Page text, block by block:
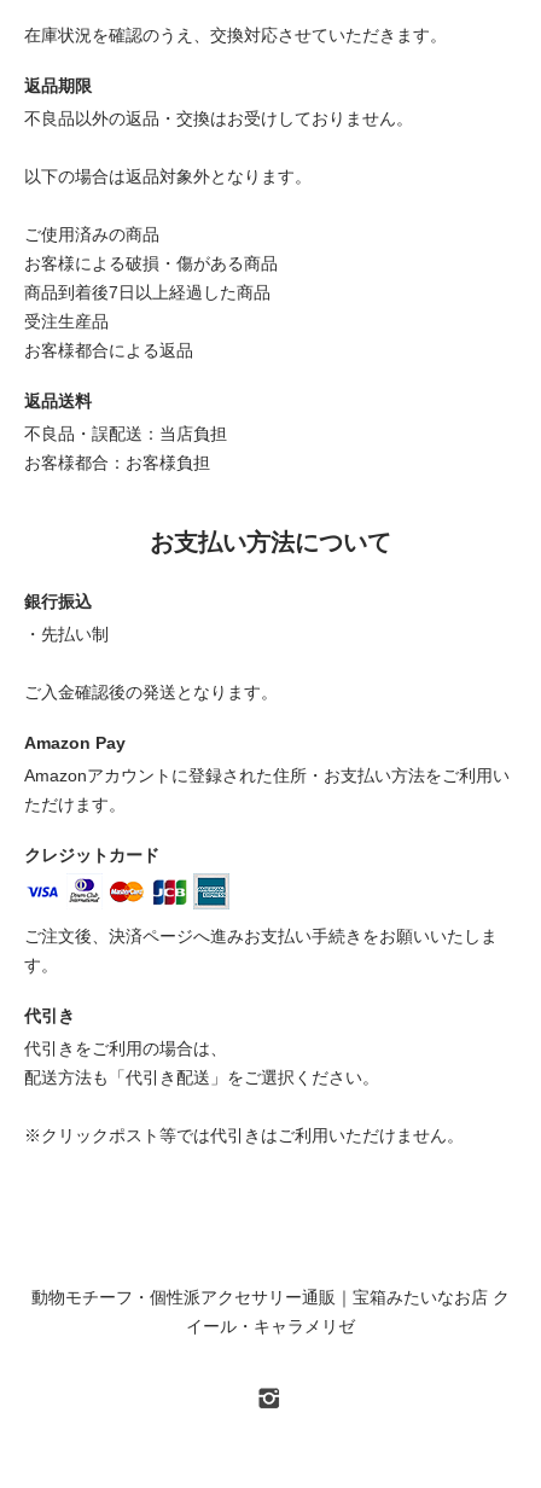
在庫状況を確認のうえ、交換対応させていただきます。
返品期限
不良品以外の返品・交換はお受けしておりません。
以下の場合は返品対象外となります。
ご使用済みの商品
お客様による破損・傷がある商品
商品到着後7日以上経過した商品
受注生産品
お客様都合による返品
返品送料
不良品・誤配送：当店負担
お客様都合：お客様負担
お支払い方法について
銀行振込
・先払い制
ご入金確認後の発送となります。
Amazon Pay
Amazonアカウントに登録された住所・お支払い方法をご利用い
ただけます。
クレジットカード
ご注文後、決済ページへ進みお支払い手続きをお願いいたしま
す。
代引き
代引きをご利用の場合は、
配送方法も「代引き配送」をご選択ください。
※クリックポスト等では代引きはご利用いただけません。
動物モチーフ・個性派アクセサリー通販｜宝箱みたいなお店 ク
イール・キャラメリゼ